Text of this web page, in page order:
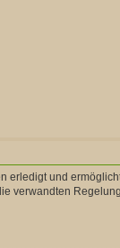
und
verwandten